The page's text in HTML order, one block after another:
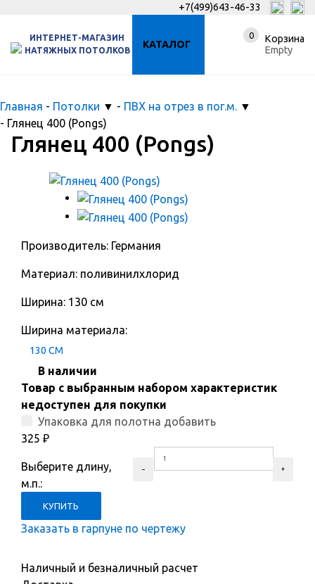
+7(499)643-46-33
ИНТЕРНЕТ-МАГАЗИН
НАТЯЖНЫХ ПОТОЛКОВ
КАТАЛОГ
0
Корзина
Empty
Главная - Потолки ▼ - ПВХ на отрез в пог.м. ▼
- Глянец 400 (Pongs)
Глянец 400 (Pongs)
Производитель: Германия
Материал: поливинилхлорид
Ширина: 130 см
Ширина материала:
130 СМ
В наличии
Товар с выбранным набором характеристик
недоступен для покупки
Упаковка для полотна добавить
325 ₽
Выберите длину,
м.п.:
Заказать в гарпуне по чертежу
Наличный и безналичный расчет